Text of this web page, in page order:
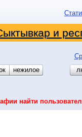
и
нежилое
найти